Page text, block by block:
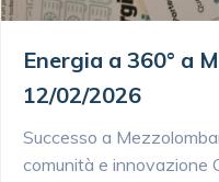
Energia a 360° a
12/02/2026
Successo a
comunità e innovazione